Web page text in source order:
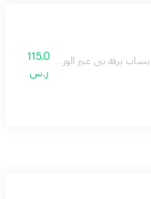
ينساب برقة بين عبير الورد والخزامى,
115.0
ر.س